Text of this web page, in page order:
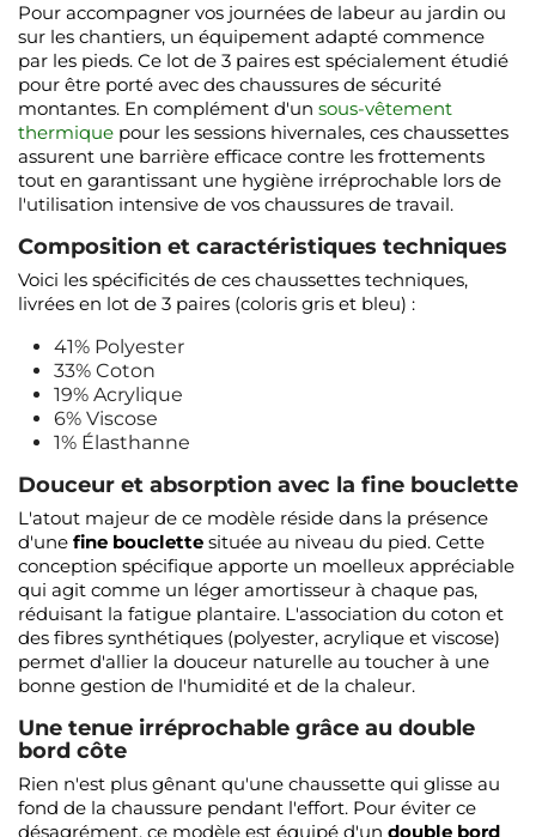
Pour accompagner vos journées de labeur au jardin ou
sur les chantiers, un équipement adapté commence
par les pieds. Ce lot de 3 paires est spécialement étudié
pour être porté avec des chaussures de sécurité
montantes. En complément d'un sous-vêtement
thermique pour les sessions hivernales, ces chaussettes
assurent une barrière efficace contre les frottements
tout en garantissant une hygiène irréprochable lors de
l'utilisation intensive de vos chaussures de travail.
Composition et caractéristiques techniques
Voici les spécificités de ces chaussettes techniques,
livrées en lot de 3 paires (coloris gris et bleu) :
41% Polyester
33% Coton
19% Acrylique
6% Viscose
1% Élasthanne
Douceur et absorption avec la fine bouclette
L'atout majeur de ce modèle réside dans la présence
d'une fine bouclette située au niveau du pied. Cette
conception spécifique apporte un moelleux appréciable
qui agit comme un léger amortisseur à chaque pas,
réduisant la fatigue plantaire. L'association du coton et
des fibres synthétiques (polyester, acrylique et viscose)
permet d'allier la douceur naturelle au toucher à une
bonne gestion de l'humidité et de la chaleur.
Une tenue irréprochable grâce au double
bord côte
Rien n'est plus gênant qu'une chaussette qui glisse au
fond de la chaussure pendant l'effort. Pour éviter ce
désagrément, ce modèle est équipé d'un double bord